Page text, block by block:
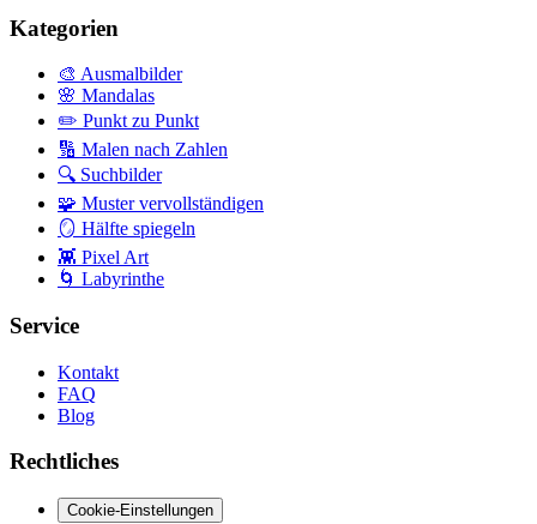
Kategorien
🎨 Ausmalbilder
🌸 Mandalas
✏️ Punkt zu Punkt
🔢 Malen nach Zahlen
🔍 Suchbilder
🧩 Muster vervollständigen
🪞 Hälfte spiegeln
👾 Pixel Art
🌀 Labyrinthe
Service
Kontakt
FAQ
Blog
Rechtliches
Cookie-Einstellungen